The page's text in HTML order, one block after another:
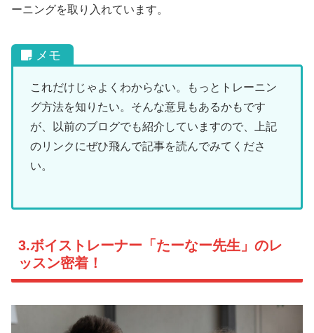
ーニングを取り入れています。
これだけじゃよくわからない。もっとトレーニン
グ方法を知りたい。そんな意見もあるかもです
が、以前のブログでも紹介していますので、上記
のリンクにぜひ飛んで記事を読んでみてくださ
い。
3.ボイストレーナー「たーなー先生」のレ
ッスン密着！